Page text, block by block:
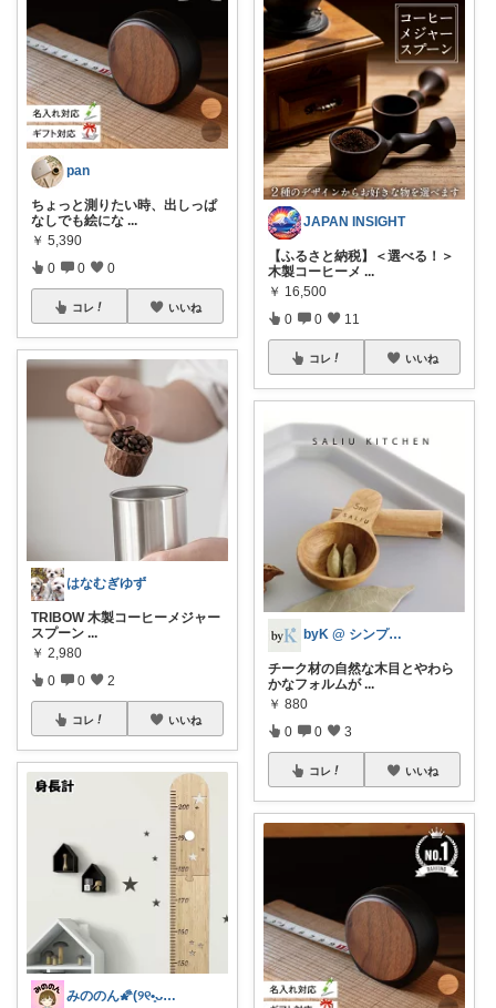
pan
ちょっと測りたい時、出しっぱ
なしでも絵にな ...
￥ 5,390
0 0 0
コレ いいね
はなむぎゆず
TRIBOW 木製コーヒーメジャー
スプーン ...
￥ 2,980
0 0 2
コレ いいね
みののん🌠(୨୧•͈ᴗ•͈)感謝♡
JAPAN INSIGHT
【ふるさと納税】＜選べる！＞
木製コーヒーメ ...
￥ 16,500
0 0 11
コレ いいね
byK @ シンプル好き
チーク材の自然な木目とやわら
かなフォルムが ...
￥ 880
0 0 3
コレ いいね